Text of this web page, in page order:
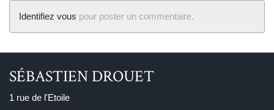
Identifiez vous pour poster un commentaire.
SÉBASTIEN DROUET
1 rue de l'Etoile